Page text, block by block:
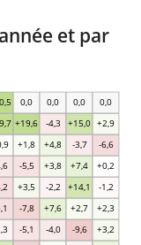
et par
-5,1 -4,0 -9,6 +3,2
-7,8 +7,6 +2,7 +2,3
+3,5 -2,2 +14,1 -1,2
-5,5 +3,8 +7,4 +0,2
+1,8 +4,8 -3,7 -6,6
+19,6 -4,3 +15,0 +2,9
0,0 0,0 0,0 0,0